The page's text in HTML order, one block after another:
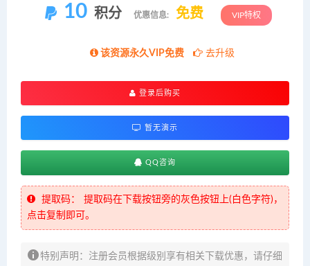
10 积分 优惠信息: 免费 VIP特权
该资源永久VIP免费 去升级
登录后购买
暂无演示
QQ咨询
提取码：
提取码在下载按钮旁的灰色按钮上(白色字符)，
点击复制即可。
特别声明：注册会员根据级别享有相关下载优惠，请仔细